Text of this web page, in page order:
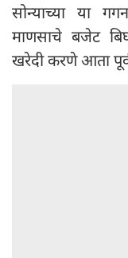
सोन्याच्या या
माणसाचे बजेट
खरेदी करणे आता